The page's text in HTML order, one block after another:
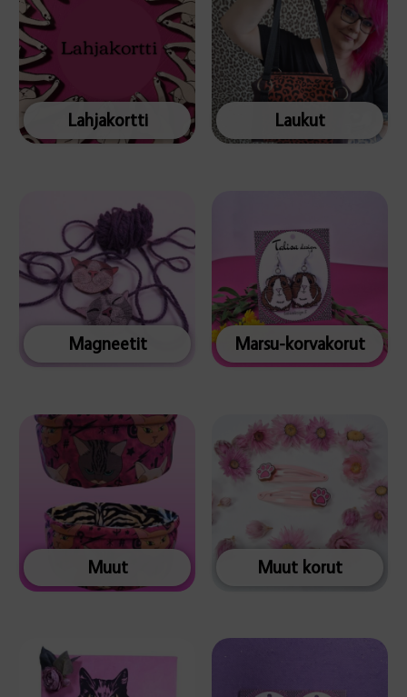
Lahjakortti Laukut
Magneetit Marsu-korvakorut
Muut Muut korut